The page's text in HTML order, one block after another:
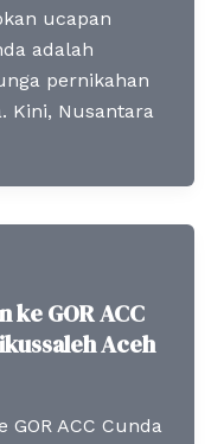
ucapan
adalah
pernikahan
Kini, Nusantara
ke GOR ACC
Aceh
GOR ACC Cunda